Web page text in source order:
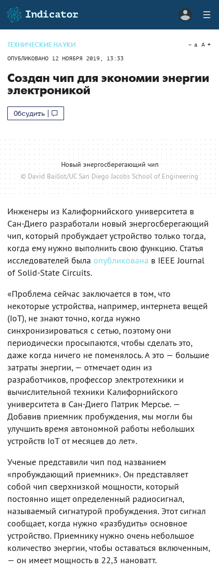
ТЕХНИЧЕСКИЕ НАУКИ
ОПУБЛИКОВАНО 12 НОЯБРЯ 2019, 13:33
a A
Создан чип для экономии энергии
электроникой
Обсудить
Новый энергосберегающий чип
© David Baillot/UC San Diego Jacobs School of Engineering
Инженеры из Калифорнийского университета в
Сан-Диего разработали новый энергосберегающий
чип, который пробуждает устройство только тогда,
когда ему нужно выполнить свою функцию. Статья
исследователей была опубликована в IEEE Journal
of Solid-State Circuits.
«Проблема сейчас заключается в том, что
некоторые устройства, например, интернета вещей
(IoT), не знают точно, когда нужно
синхронизироваться с сетью, поэтому они
периодически просыпаются, чтобы сделать это,
даже когда ничего не поменялось. А это — большие
затраты энергии, — отмечает один из
разработчиков, профессор электротехники и
вычислительной техники Калифорнийского
университета в Сан-Диего Патрик Мерсье. —
Добавив приемник пробуждения, мы могли бы
улучшить время автономной работы небольших
устройств IoT от месяцев до лет».
Ученые представили чип под названием
«пробуждающий приемник». Он представляет
собой чип сверхнизкой мощности, который
постоянно ищет определенный радиосигнал,
называемый сигнатурой пробуждения. Этот сигнал
сообщает, когда нужно «разбудить» основное
устройство. Приемнику нужно очень небольшое
количество энергии, чтобы оставаться включенным,
— он имеет мощность в 22,3 нановатт.